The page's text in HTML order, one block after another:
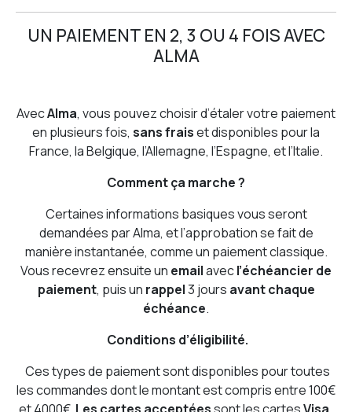
UN PAIEMENT EN 2, 3 OU 4 FOIS AVEC
ALMA
AvecAlma, vous pouvez choisir d’étaler votre paiement
en plusieurs fois, sans fraiset disponibles pour la
France, la Belgique, l’Allemagne, l’Espagne, et l’Italie.
Comment ça marche ?
Certaines informations basiques vous seront
demandées par Alma, et l’approbation se fait de
manière instantanée, comme un paiement classique.
Vous recevrez ensuite un emailavecl’échéancier de
paiement, puis un rappel3 jours avant chaque
échéance.
Conditions d’éligibilité.
Ces types de paiement sont disponibles pour toutes
les commandes dont le montant est compris entre 100€